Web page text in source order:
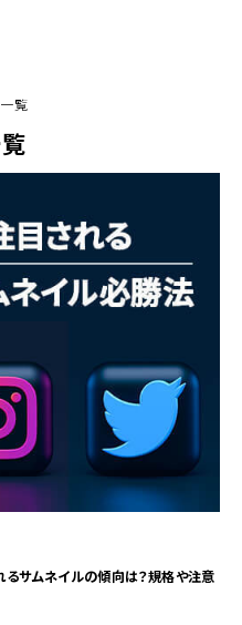
覧
サムネイルの傾向は？規格や注意